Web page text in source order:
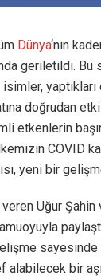
Dünya‘nın
geriletildi. Bu
doğrudan
etkenlerin
COVID
yeni bir
Uğur
sayesinde
bir